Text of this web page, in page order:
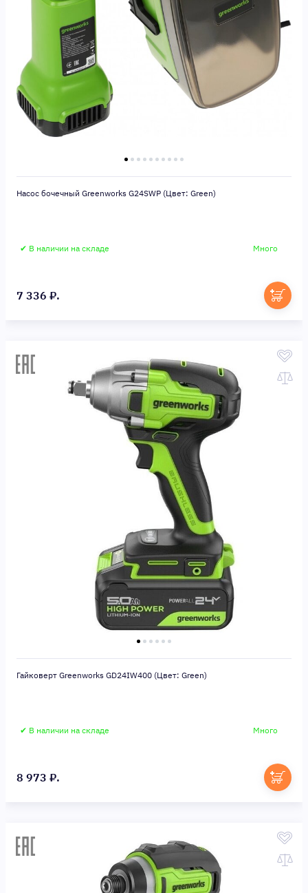
Насос бочечный Greenworks G24SWP (Цвет: Green)
✔ В наличии на складе Много
7 336 ₽.
Гайковерт Greenworks GD24IW400 (Цвет: Green)
✔ В наличии на складе Много
8 973 ₽.